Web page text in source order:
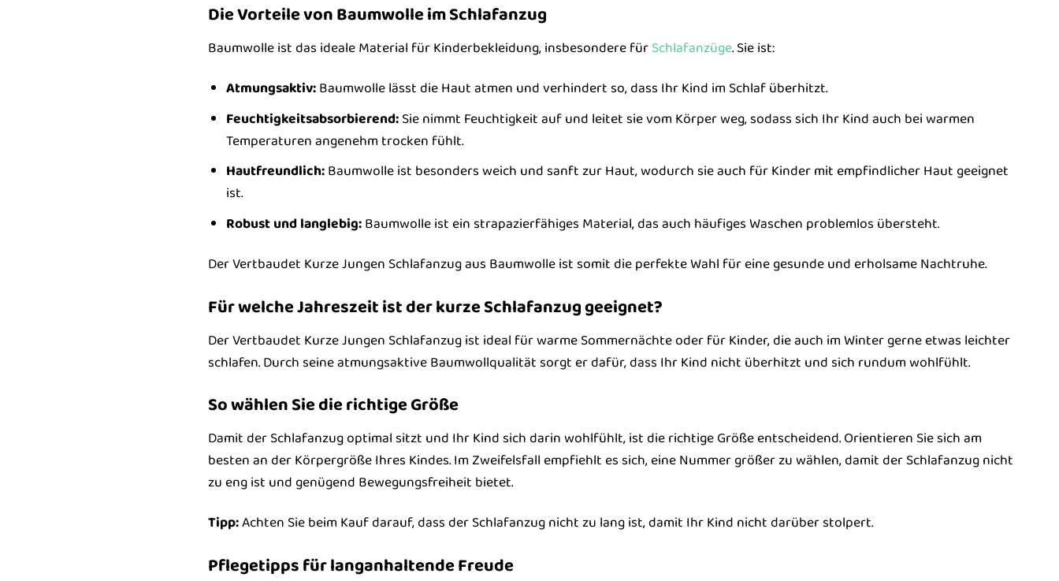
Die Vorteile von Baumwolle im Schlafanzug
Baumwolle ist das ideale Material für Kinderbekleidung, insbesondere fürSchlafanzüge. Sie ist:
Atmungsaktiv:Baumwolle lässt die Haut atmen und verhindert so, dass Ihr Kind im Schlaf überhitzt.
Feuchtigkeitsabsorbierend:Sie nimmt Feuchtigkeit auf und leitet sie vom Körper weg, sodass sich Ihr Kind auch bei warmen
Temperaturen angenehm trocken fühlt.
Hautfreundlich:Baumwolle ist besonders weich und sanft zur Haut, wodurch sie auch für Kinder mit empfindlicher Haut geeignet
ist.
Robust und langlebig:Baumwolle ist ein strapazierfähiges Material, das auch häufiges Waschen problemlos übersteht.
Der Vertbaudet Kurze Jungen Schlafanzug aus Baumwolle ist somit die perfekte Wahl für eine gesunde und erholsame Nachtruhe.
Für welche Jahreszeit ist der kurze Schlafanzug geeignet?
Der Vertbaudet Kurze Jungen Schlafanzug ist ideal für warme Sommernächte oder für Kinder, die auch im Winter gerne etwas leichter
schlafen. Durch seine atmungsaktive Baumwollqualität sorgt er dafür, dass Ihr Kind nicht überhitzt und sich rundum wohlfühlt.
So wählen Sie die richtige Größe
Damit der Schlafanzug optimal sitzt und Ihr Kind sich darin wohlfühlt, ist die richtige Größe entscheidend. Orientieren Sie sich am
besten an der Körpergröße Ihres Kindes. Im Zweifelsfall empfiehlt es sich, eine Nummer größer zu wählen, damit der Schlafanzug nicht
zu eng ist und genügend Bewegungsfreiheit bietet.
Tipp:Achten Sie beim Kauf darauf, dass der Schlafanzug nicht zu lang ist, damit Ihr Kind nicht darüber stolpert.
Pflegetipps für langanhaltende Freude